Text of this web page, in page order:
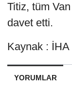
Titiz, tüm Van
davet etti.
Kaynak : İHA
YORUMLAR